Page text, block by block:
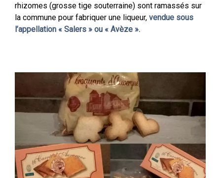
rhizomes (grosse tige souterraine) sont ramassés sur
la commune pour fabriquer une liqueur,vendue sous
l’appellation « Salers » ou « Avèze ».